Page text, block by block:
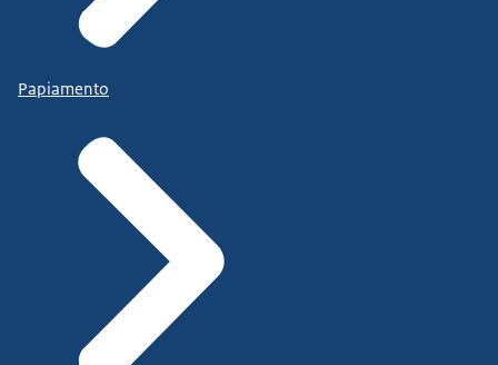
Papiamento